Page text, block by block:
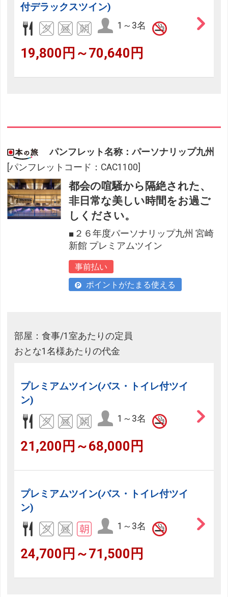
付デラックスツイン)
1～3名
19,800円～70,640円
パンフレット名称：パーソナリップ九州
[パンフレットコード：CAC1100]
都会の喧騒から隔絶された、
非日常な美しい時間をお過ご
しください。
■２６年度パーソナリップ九州 宮崎
新館 プレミアムツイン
事前払い
ポイントがたまる使える
部屋：食事/1室あたりの定員
おとな1名様あたりの代金
プレミアムツイン(バス・トイレ付ツイ
ン)
1～3名
21,200円～68,000円
プレミアムツイン(バス・トイレ付ツイ
ン)
1～3名
24,700円～71,500円